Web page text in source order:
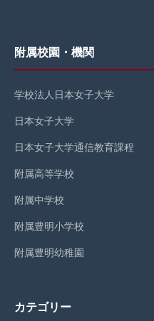
附属校園・機関
学校法人日本女子大学
日本女子大学
日本女子大学通信教育課程
附属高等学校
附属中学校
附属豊明小学校
附属豊明幼稚園
カテゴリー